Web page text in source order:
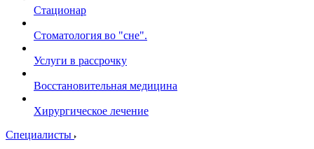
Стационар
Стоматология во "сне".
Услуги в рассрочку
Восстановительная медицина
Хирургическое лечение
Специалисты